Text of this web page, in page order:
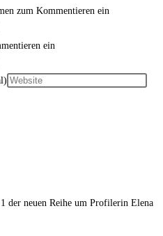
zum Kommentieren ein
ein
der neuen Reihe um Profilerin Elena